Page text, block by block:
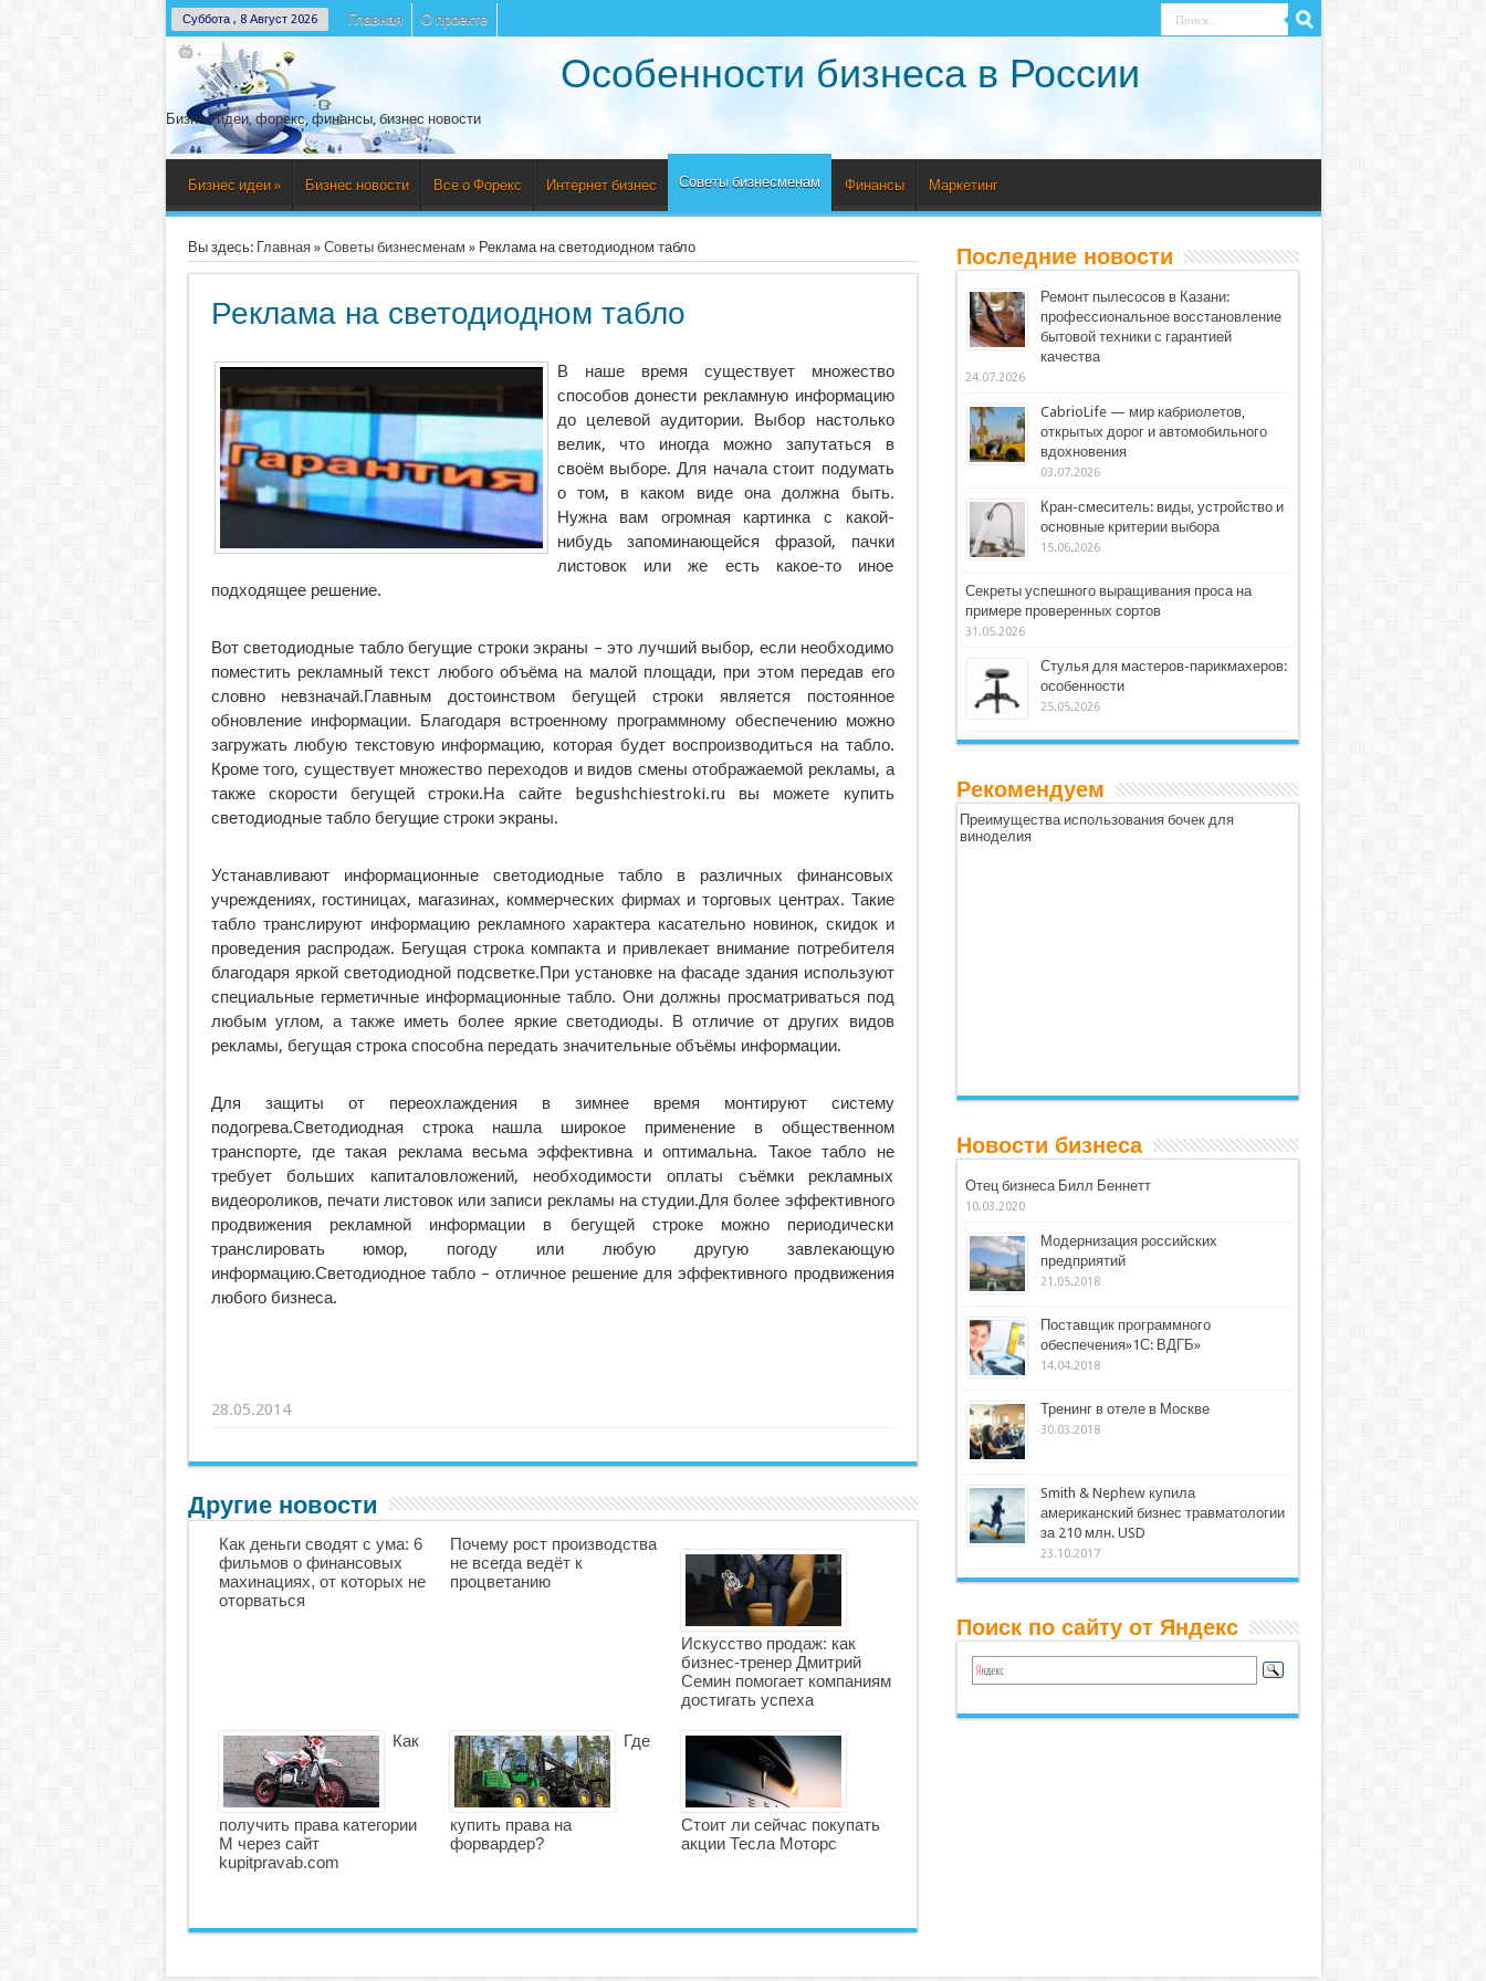
Суббота , 8 Август 2026 Главная О проекте
Особенности бизнеса в России
Бизнес идеи, форекс, финансы, бизнес новости
Бизнес идеи » Бизнес новости Все о Форекс Интернет бизнес Советы бизнесменам Финансы Маркетинг
Вы здесь: Главная» Советы бизнесменам » Реклама на светодиодном табло
Реклама на светодиодном табло
В наше время существует множество
способов донести рекламную информацию
до целевой аудитории. Выбор настолько
велик, что иногда можно запутаться в
своём выборе. Для начала стоит подумать
о том, в каком виде она должна быть.
Нужна вам огромная картинка с какой-
нибудь запоминающейся фразой, пачки
листовок или же есть какое-то иное
подходящее решение.
Вот светодиодные табло бегущие строки экраны – это лучший выбор, если необходимо
поместить рекламный текст любого объёма на малой площади, при этом передав его
словно невзначай.Главным достоинством бегущей строки является постоянное
обновление информации. Благодаря встроенному программному обеспечению можно
загружать любую текстовую информацию, которая будет воспроизводиться на табло.
Кроме того, существует множество переходов и видов смены отображаемой рекламы, а
также скорости бегущей строки.На сайте begushchiestroki.ru вы можете купить
светодиодные табло бегущие строки экраны.
Устанавливают информационные светодиодные табло в различных финансовых
учреждениях, гостиницах, магазинах, коммерческих фирмах и торговых центрах. Такие
табло транслируют информацию рекламного характера касательно новинок, скидок и
проведения распродаж. Бегущая строка компакта и привлекает внимание потребителя
благодаря яркой светодиодной подсветке.При установке на фасаде здания используют
специальные герметичные информационные табло. Они должны просматриваться под
любым углом, а также иметь более яркие светодиоды. В отличие от других видов
рекламы, бегущая строка способна передать значительные объёмы информации.
Для защиты от переохлаждения в зимнее время монтируют систему
подогрева.Светодиодная строка нашла широкое применение в общественном
транспорте, где такая реклама весьма эффективна и оптимальна. Такое табло не
требует больших капиталовложений, необходимости оплаты съёмки рекламных
видеороликов, печати листовок или записи рекламы на студии.Для более эффективного
продвижения рекламной информации в бегущей строке можно периодически
транслировать юмор, погоду или любую другую завлекающую
информацию.Светодиодное табло – отличное решение для эффективного продвижения
любого бизнеса.
28.05.2014
Другие новости
Как деньги сводят с ума: 6
фильмов о финансовых
махинациях, от которых не
оторваться
Почему рост производства
не всегда ведёт к
процветанию
Искусство продаж: как
бизнес-тренер Дмитрий
Семин помогает компаниям
достигать успеха
Как
получить права категории
М через сайт
kupitpravab.com
Где
купить права на
форвардер?
Стоит ли сейчас покупать
акции Тесла Моторс
Последние новости
Ремонт пылесосов в Казани:
профессиональное восстановление
бытовой техники с гарантией
качества
24.07.2026
CabrioLife — мир кабриолетов,
открытых дорог и автомобильного
вдохновения
03.07.2026
Кран-смеситель: виды, устройство и
основные критерии выбора
15.06.2026
Секреты успешного выращивания проса на
примере проверенных сортов
31.05.2026
Стулья для мастеров-парикмахеров:
особенности
25.05.2026
Рекомендуем
Преимущества использования бочек для
виноделия
Новости бизнеса
Отец бизнеса Билл Беннетт
10.03.2020
Модернизация российских
предприятий
21.05.2018
Поставщик программного
обеспечения»1С: ВДГБ»
14.04.2018
Тренинг в отеле в Москве
30.03.2018
Smith & Nephew купила
американский бизнес травматологии
за 210 млн. USD
23.10.2017
Поиск по сайту от Яндекс